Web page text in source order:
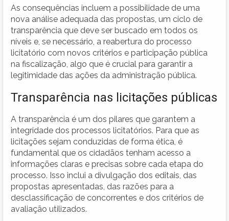
As consequências incluem a possibilidade de uma
nova análise adequada das propostas, um ciclo de
transparência que deve ser buscado em todos os
níveis e, se necessário, a reabertura do processo
licitatório com novos critérios e participação pública
na fiscalização, algo que é crucial para garantir a
legitimidade das ações da administração pública.
Transparência nas licitações públicas
A transparência é um dos pilares que garantem a
integridade dos processos licitatórios. Para que as
licitações sejam conduzidas de forma ética, é
fundamental que os cidadãos tenham acesso a
informações claras e precisas sobre cada etapa do
processo. Isso inclui a divulgação dos editais, das
propostas apresentadas, das razões para a
desclassificação de concorrentes e dos critérios de
avaliação utilizados.